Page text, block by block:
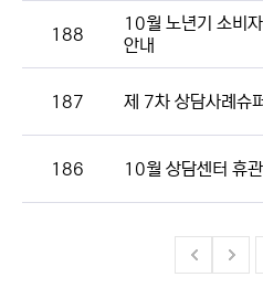
188
10월 노년기 소비
안내
187 제 7차 상담사례슈
186 10월 상담센터 휴